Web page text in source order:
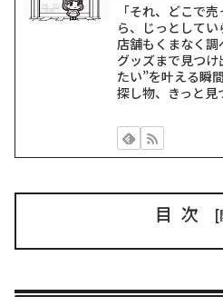
「それ、どこで
ら、じっとして
店舗もくまなく
グッズまで見つ
たい”を叶える瞬
探し物、きっと見
目次